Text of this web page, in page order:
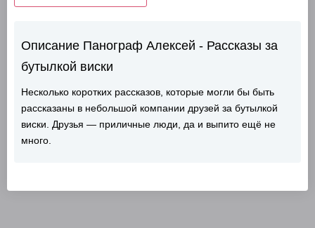
Описание Панограф Алексей - Рассказы за
бутылкой виски
Несколько коротких рассказов, которые могли бы быть
рассказаны в небольшой компании друзей за бутылкой
виски. Друзья — приличные люди, да и выпито ещё не
много.